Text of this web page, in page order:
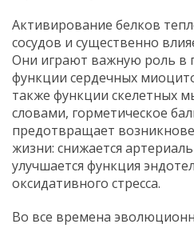
Активирование белков
сосудов и существенно
Они играют важную роль в
функции сердечных
также функции скелетных
словами, горметическое
предотвращает
жизни: снижается
улучшается функция
оксидативного стресса.
Во все времена